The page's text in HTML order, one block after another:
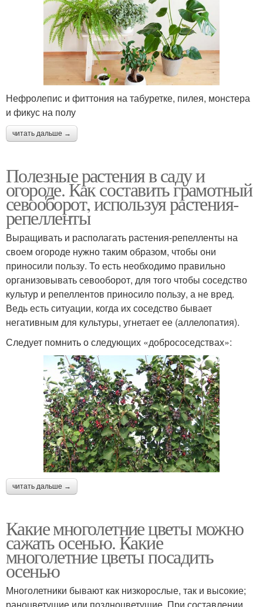
Нефролепис и фиттония на табуретке, пилея, монстера
и фикус на полу
читать дальше →
Полезные растения в саду и
огороде. Как составить грамотный
севооборот, используя растения-
репелленты
Выращивать и располагать растения-репелленты на
своем огороде нужно таким образом, чтобы они
приносили пользу. То есть необходимо правильно
организовывать севооборот, для того чтобы соседство
культур и репеллентов приносило пользу, а не вред.
Ведь есть ситуации, когда их соседство бывает
негативным для культуры, угнетает ее (аллелопатия).
Следует помнить о следующих «добрососедствах»:
читать дальше →
Какие многолетние цветы можно
сажать осенью. Какие
многолетние цветы посадить
осенью
Многолетники бывают как низкорослые, так и высокие;
раноцветущие или поздноцветущие. При составлении